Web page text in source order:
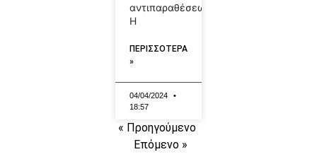
αντιπαραθέσεων..
Η
ΠΕΡΙΣΣΟΤΕΡΑ
»
04/04/2024
18:57
« Προηγούμενο
Επόμενο »